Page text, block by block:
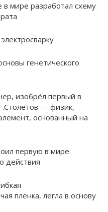
мире разработал схему
генетического
изобрёл первый в
— физик,
основанный на
первую в мире
действия
пленка, легла в основу